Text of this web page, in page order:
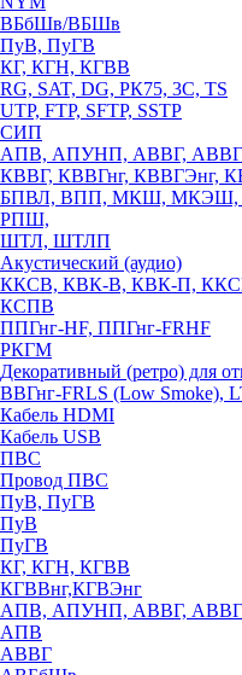
ВБбШв/ВБШв
ПуВ, ПуГВ
КГ, КГН, КГВВ
RG, SAT, DG, РК75, 3С, TS
UTP, FTP, SFTP, SSTP
СИП
АПВ, АПУНП, АВВГ,
КВВГ, КВВГнг, КВВГЭнг,
БПВЛ, ВПП, МКШ,
РПШ,
ШТЛ, ШТЛП
Акустический (аудио)
ККСВ, КВК-В, КВК-П,
КСПВ
ППГнг-HF, ППГнг-FRHF
РКГМ
Декоративный (ретро) для
ВВГнг-FRLS (Low Smoke),
Кабель HDMI
Кабель USB
ПВС
Провод ПВС
ПуВ, ПуГВ
ПуВ
ПуГВ
КГ, КГН, КГВВ
КГВВнг,КГВЭнг
АПВ, АПУНП, АВВГ,
АПВ
АВВГ